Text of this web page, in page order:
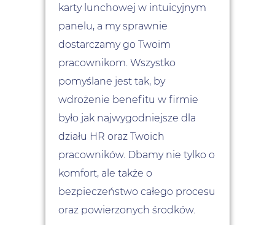
karty lunchowej w intuicyjnym
panelu, a my sprawnie
dostarczamy go Twoim
pracownikom. Wszystko
pomyślane jest tak, by
wdrożenie benefitu w firmie
było jak najwygodniejsze dla
działu HR oraz Twoich
pracowników. Dbamy nie tylko o
komfort, ale także o
bezpieczeństwo całego procesu
oraz powierzonych środków.